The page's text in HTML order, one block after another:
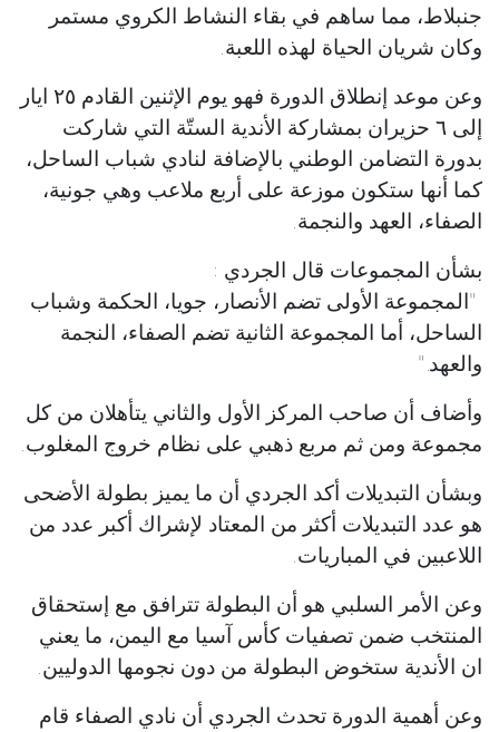
جنبلاط، مما ساهم في بقاء النشاط الكروي مستمر
وكان شريان الحياة لهذه اللعبة.
وعن موعد إنطلاق الدورة فهو يوم الإثنين القادم ٢٥ ايار
إلى ٦ حزيران بمشاركة الأندية الستّة التي شاركت
بدورة التضامن الوطني بالإضافة لنادي شباب الساحل،
كما أنها ستكون موزعة على أربع ملاعب وهي جونية،
الصفاء، العهد والنجمة.
بشأن المجموعات قال الجردي :
"المجموعة الأولى تضم الأنصار، جويا، الحكمة وشباب
الساحل، أما المجموعة الثانية تضم الصفاء، النجمة
والعهد."
وأضاف أن صاحب المركز الأول والثاني يتأهلان من كل
مجموعة ومن ثم مربع ذهبي على نظام خروج المغلوب.
وبشأن التبديلات أكد الجردي أن ما يميز بطولة الأضحى
هو عدد التبديلات أكثر من المعتاد لإشراك أكبر عدد من
اللاعبين في المباريات.
وعن الأمر السلبي هو أن البطولة تترافق مع إستحقاق
المنتخب ضمن تصفيات كأس آسيا مع اليمن، ما يعني
ان الأندية ستخوض البطولة من دون نجومها الدوليين.
وعن أهمية الدورة تحدث الجردي أن نادي الصفاء قام